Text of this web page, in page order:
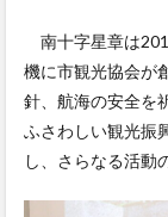
南十字星章は
機に市観光協会が
針、航海の安全を
ふさわしい観光振
し、さらなる活動